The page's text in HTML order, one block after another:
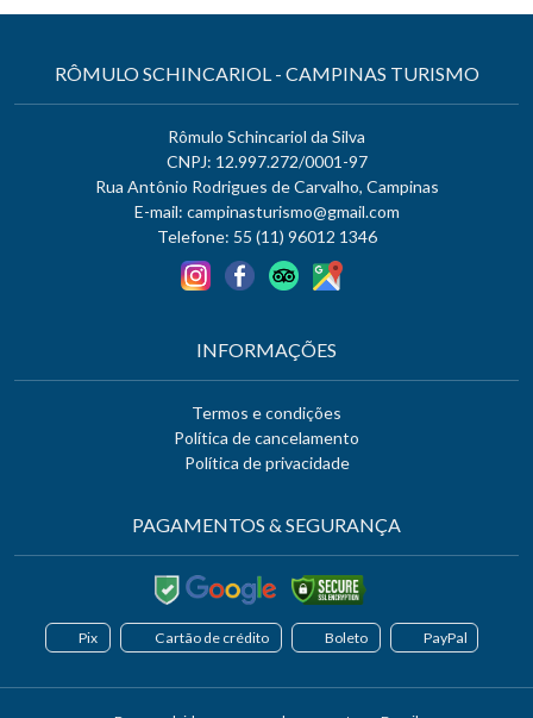
RÔMULO SCHINCARIOL - CAMPINAS TURISMO
Rômulo Schincariol da Silva
CNPJ: 12.997.272/0001-97
Rua Antônio Rodrigues de Carvalho, Campinas
E-mail: campinasturismo@gmail.com
Telefone: 55 (11) 96012 1346
INFORMAÇÕES
Termos e condições
Política de cancelamento
Política de privacidade
PAGAMENTOS & SEGURANÇA
Pix Cartão de crédito Boleto PayPal